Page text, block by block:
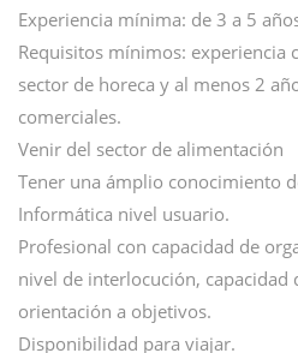
Experiencia mínima: de 3 a 5
Requisitos mínimos: experiencia
sector de horeca y al menos 2
comerciales.
Venir del sector de alimentación
Tener una ámplio conocimiento
Informática nivel usuario.
Profesional con capacidad de
nivel de interlocución, capacidad
orientación a objetivos.
Disponibilidad para viajar.